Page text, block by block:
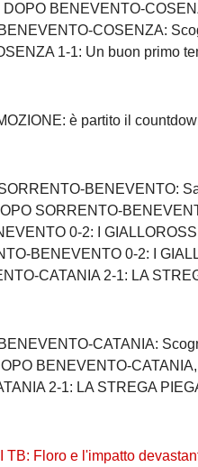
COSENZA:“Grande primo tempo,
Scognamillo solito gladiatore, bene Prisco, in ombra Maita, Pierozzi
1: Un buon primo tempo non basta ai
è partito il countdown
Salvemini doppietta, Scognamillo
FLORO FLORES:"I ragazzi hanno dimostrato
0-2: I GIALLOROSSI SI IMPONGONO E
0-2: I GIALLOROSSI VINCONO E
CATANIA 2-1: LA
CATANIA: Scognamillo e
CATANIA, FLORO FLORES:"Mancano 8 partite e adesso
2-1: LA STREGA PIEGA I
Floro e l'impatto